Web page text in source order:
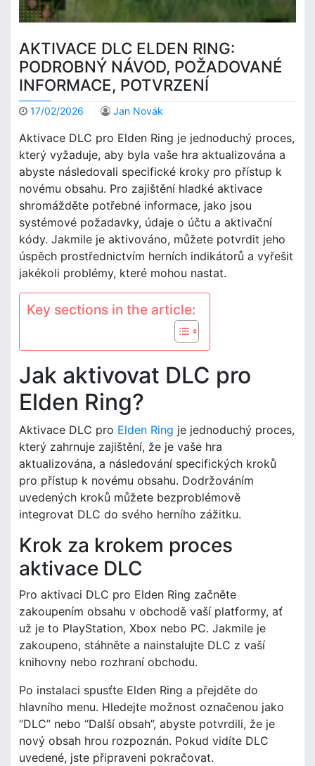
AKTIVACE DLC ELDEN RING:
PODROBNÝ NÁVOD, POŽADOVANÉ
INFORMACE, POTVRZENÍ
17/02/2026 Jan Novák
Aktivace DLC pro Elden Ring je jednoduchý proces,
který vyžaduje, aby byla vaše hra aktualizována a
abyste následovali specifické kroky pro přístup k
novému obsahu. Pro zajištění hladké aktivace
shromážděte potřebné informace, jako jsou
systémové požadavky, údaje o účtu a aktivační
kódy. Jakmile je aktivováno, můžete potvrdit jeho
úspěch prostřednictvím herních indikátorů a vyřešit
jakékoli problémy, které mohou nastat.
Key sections in the article:
Jak aktivovat DLC pro
Elden Ring?
Aktivace DLC pro Elden Ring je jednoduchý proces,
který zahrnuje zajištění, že je vaše hra
aktualizována, a následování specifických kroků
pro přístup k novému obsahu. Dodržováním
uvedených kroků můžete bezproblémově
integrovat DLC do svého herního zážitku.
Krok za krokem proces
aktivace DLC
Pro aktivaci DLC pro Elden Ring začněte
zakoupením obsahu v obchodě vaší platformy, ať
už je to PlayStation, Xbox nebo PC. Jakmile je
zakoupeno, stáhněte a nainstalujte DLC z vaší
knihovny nebo rozhraní obchodu.
Po instalaci spusťte Elden Ring a přejděte do
hlavního menu. Hledejte možnost označenou jako
“DLC” nebo “Další obsah”, abyste potvrdili, že je
nový obsah hrou rozpoznán. Pokud vidíte DLC
uvedené, jste připraveni pokračovat.